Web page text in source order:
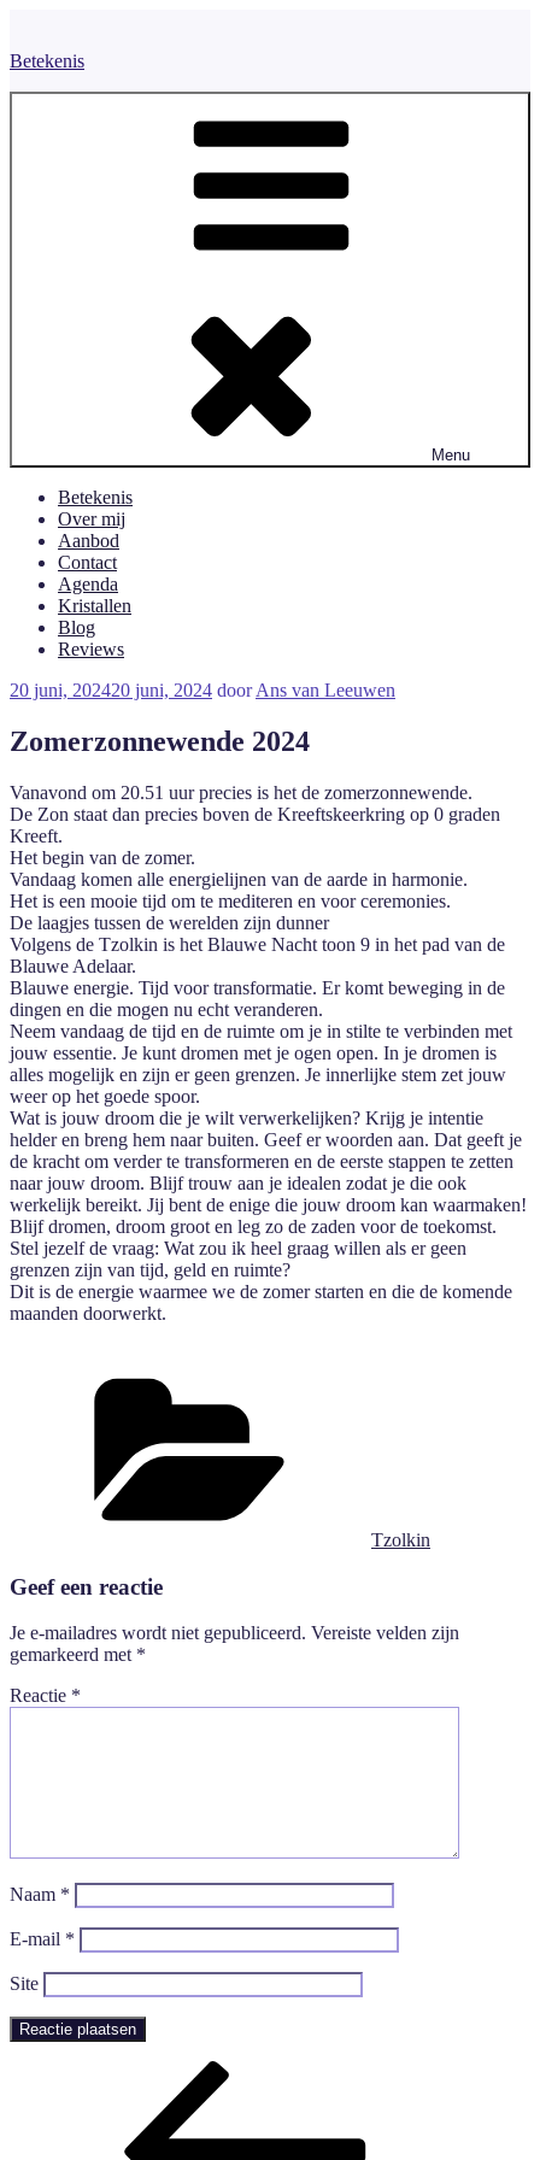
inhoud
Betekenis
Menu
Betekenis
Over mij
Aanbod
Contact
Agenda
Kristallen
Blog
Reviews
Geplaatst
20 juni, 202420 juni, 2024 doorAns van Leeuwen
Zomerzonnewende 2024
Vanavond om 20.51 uur precies is het de zomerzonnewende.
De Zon staat dan precies boven de Kreeftskeerkring op 0 graden
Kreeft.
Het begin van de zomer.
Vandaag komen alle energielijnen van de aarde in harmonie.
Het is een mooie tijd om te mediteren en voor ceremonies.
De laagjes tussen de werelden zijn dunner
Volgens de Tzolkin is het Blauwe Nacht toon 9 in het pad van de
Blauwe Adelaar.
Blauwe energie. Tijd voor transformatie. Er komt beweging in de
dingen en die mogen nu echt veranderen.
Neem vandaag de tijd en de ruimte om je in stilte te verbinden met
jouw essentie. Je kunt dromen met je ogen open. In je dromen is
alles mogelijk en zijn er geen grenzen. Je innerlijke stem zet jouw
weer op het goede spoor.
Wat is jouw droom die je wilt verwerkelijken? Krijg je intentie
helder en breng hem naar buiten. Geef er woorden aan. Dat geeft je
de kracht om verder te transformeren en de eerste stappen te zetten
naar jouw droom. Blijf trouw aan je idealen zodat je die ook
werkelijk bereikt. Jij bent de enige die jouw droom kan waarmaken!
Blijf dromen, droom groot en leg zo de zaden voor de toekomst.
Stel jezelf de vraag: Wat zou ik heel graag willen als er geen
grenzen zijn van tijd, geld en ruimte?
Dit is de energie waarmee we de zomer starten en die de komende
maanden doorwerkt.
Tzolkin
Geef een reactie
Je e-mailadres wordt niet gepubliceerd. Vereiste velden zijn
gemarkeerd met *
Reactie *
Naam *
E-mail *
Site